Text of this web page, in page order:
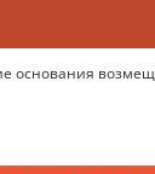
основания